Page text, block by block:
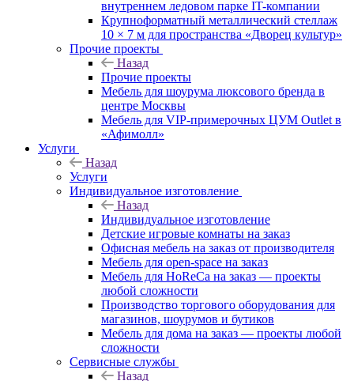
внутреннем ледовом парке IT-компании
Крупноформатный металлический стеллаж
10 × 7 м для пространства «Дворец культур»
Прочие проекты
Назад
Прочие проекты
Мебель для шоурума люксового бренда в
центре Москвы
Мебель для VIP-примерочных ЦУМ Outlet в
«Афимолл»
Услуги
Назад
Услуги
Индивидуальное изготовление
Назад
Индивидуальное изготовление
Детские игровые комнаты на заказ
Офисная мебель на заказ от производителя
Мебель для open-space на заказ
Мебель для HoReCa на заказ — проекты
любой сложности
Производство торгового оборудования для
магазинов, шоурумов и бутиков
Мебель для дома на заказ — проекты любой
сложности
Сервисные службы
Назад